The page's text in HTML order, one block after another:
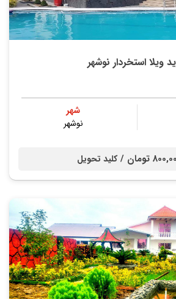
ویلا استخردار نوشهر
شهر
نوشهر
تومان / کلید تحویل